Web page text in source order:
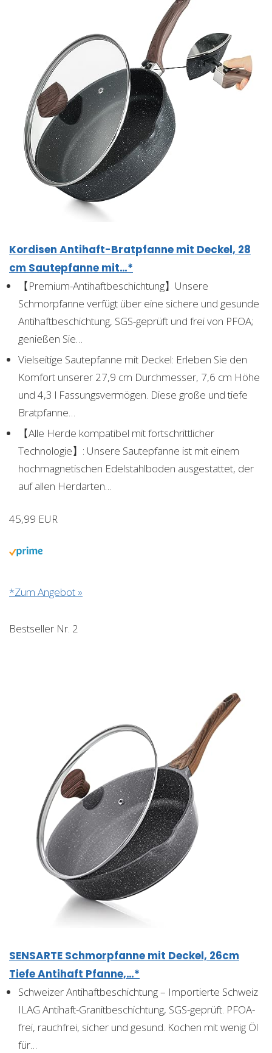
Kordisen Antihaft-Bratpfanne mit Deckel, 28
cm Sautepfanne mit…*
【Premium-Antihaftbeschichtung】Unsere
Schmorpfanne verfügt über eine sichere und gesunde
Antihaftbeschichtung, SGS-geprüft und frei von PFOA;
genießen Sie…
Vielseitige Sautepfanne mit Deckel: Erleben Sie den
Komfort unserer 27,9 cm Durchmesser, 7,6 cm Höhe
und 4,3 l Fassungsvermögen. Diese große und tiefe
Bratpfanne…
【Alle Herde kompatibel mit fortschrittlicher
Technologie】: Unsere Sautepfanne ist mit einem
hochmagnetischen Edelstahlboden ausgestattet, der
auf allen Herdarten…
45,99 EUR
*Zum Angebot »
Bestseller Nr. 2
SENSARTE Schmorpfanne mit Deckel, 26cm
Tiefe Antihaft Pfanne,…*
Schweizer Antihaftbeschichtung – Importierte Schweiz
ILAG Antihaft-Granitbeschichtung, SGS-geprüft. PFOA-
frei, rauchfrei, sicher und gesund. Kochen mit wenig Öl
für…